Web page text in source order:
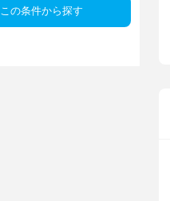
この条件から探す